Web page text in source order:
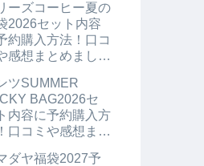
ーズコーヒー夏の
2026セット内容
約購入方法！口コ
感想まとめまし
ツSUMMER
BAG2026セ
内容に予約購入方
口コミや感想まと
ダヤ福袋2027予